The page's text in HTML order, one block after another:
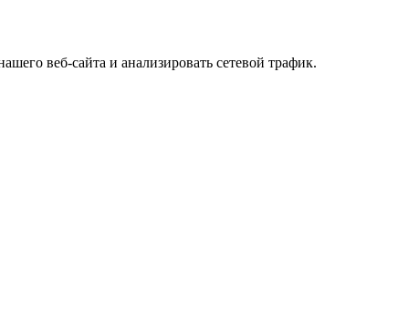
веб-сайта и анализировать сетевой трафик.